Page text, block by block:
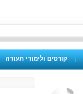
| קורסים ולימודי תעודה